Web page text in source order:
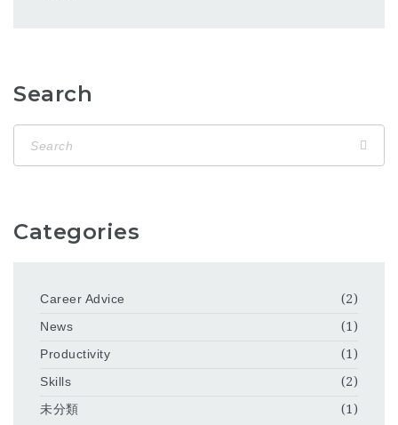
Search
Categories
Career Advice
(2)
News
(1)
Productivity
(1)
Skills
(2)
未分類
(1)